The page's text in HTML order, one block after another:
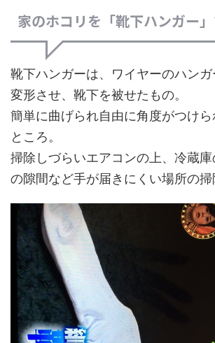
家のホコリを「靴下ハンガー
靴下ハンガーは、ワイヤーのハン
変形させ、靴下を被せたもの。
簡単に曲げられ自由に角度がつけ
ところ。
掃除しづらいエアコンの上、冷蔵
の隙間など手が届きにくい場所の掃